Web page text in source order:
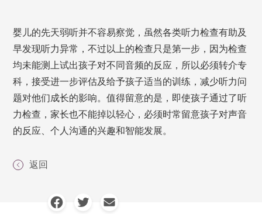
婴儿的先天弱听并不容易察觉，虽然各类听力检查有助及
早发现听力异常，不过以上的检查只是第一步，因为检查
均未能测上试出孩子对不同音频的反应，所以必须转介专
科，接受进一步评估及给予孩子适当的训练，减少听力问
题对他们成长的影响。值得留意的是，即使孩子通过了听
力检查，家长也不能掉以轻心，必须时常留意孩子对声音
的反应、个人沟通的兴趣和智能发展。
返回